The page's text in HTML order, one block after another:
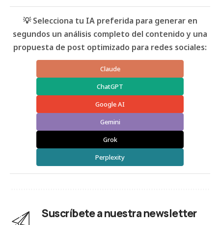
💡 Selecciona tu IA preferida para generar en
segundos un análisis completo del contenido y una
propuesta de post optimizado para redes sociales:
Claude
ChatGPT
Google AI
Gemini
Grok
Perplexity
Suscríbete a nuestra newsletter